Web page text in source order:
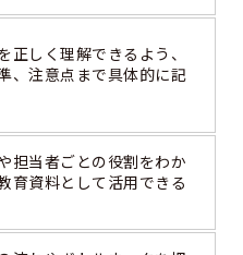
正しく理解できるよう、
、注意点まで具体的に記
担当者ごとの役割をわか
育資料として活用できる